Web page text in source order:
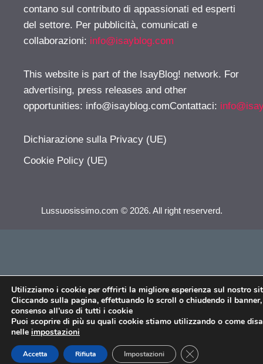
contano sul contributo di appassionati ed esperti
del settore. Per pubblicità, comunicati e
collaborazioni: info@isayblog.com
This website is part of the IsayBlog! network. For
advertising, press releases and other
opportunities: info@isayblog.comContattaci:
Dichiarazione sulla Privacy (UE)
Cookie Policy (UE)
Lussuosissimo.com © 2026. All right reserverd.
Utilizziamo i cookie per offrirti la migliore esperienza sul nostro
Cliccando sulla pagina, effettuando lo scroll o chiudendo il
consenso all’uso di tutti i cookie
Puoi scoprire di più su quali cookie stiamo utilizzando o come
nelle impostazioni
Accetta Rifiuta Impostazioni CLOSE GDPR